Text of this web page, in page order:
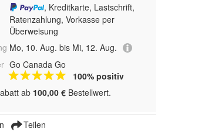
, Kreditkarte, Lastschrift,
Ratenzahlung, Vorkasse per
Überweisung
Mo, 10. Aug. bis Mi, 12. Aug.
Go Canada Go
100% positiv
ab 100,00 € Bestellwert.
Teilen